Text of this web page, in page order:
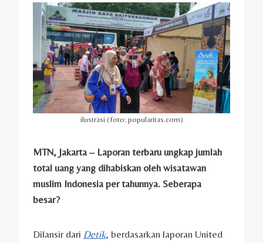
ilustrasi (foto: popularitas.com)
MTN, Jakarta – Laporan terbaru ungkap jumlah
total uang yang dihabiskan oleh wisatawan
muslim Indonesia per tahunnya. Seberapa
besar?
Dilansir dari Detik, berdasarkan laporan United